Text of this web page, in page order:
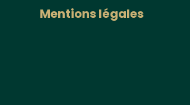
Mentions légales